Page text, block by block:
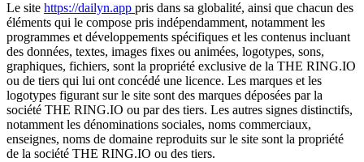
Continuer sans accepter
Le site https://dailyn.app pris dans sa globalité, ainsi que chacun des
éléments qui le compose pris indépendamment, notamment les
programmes et développements spécifiques et les contenus incluant
des données, textes, images fixes ou animées, logotypes, sons,
graphiques, fichiers, sont la propriété exclusive de la THE RING.IO
ou de tiers qui lui ont concédé une licence. Les marques et les
logotypes figurant sur le site sont des marques déposées par la
société THE RING.IO ou par des tiers. Les autres signes distinctifs,
notamment les dénominations sociales, noms commerciaux,
enseignes, noms de domaine reproduits sur le site sont la propriété
de la société THE RING.IO ou des tiers.